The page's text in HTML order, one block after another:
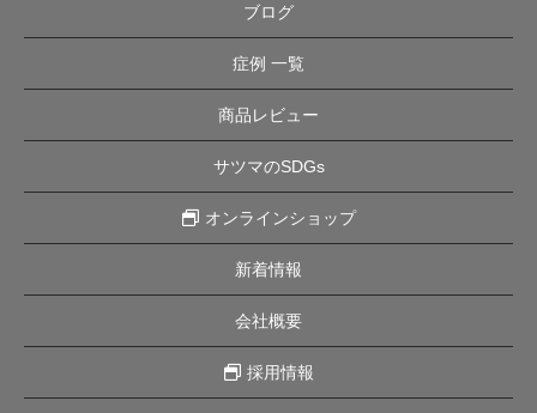
ブログ
症例 一覧
商品レビュー
サツマのSDGs
オンラインショップ
新着情報
会社概要
採用情報